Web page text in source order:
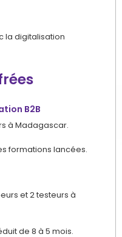
la digitalisation
B2B
à Madagascar.
formations lancées.
et 2 testeurs à
de 8 à 5 mois.